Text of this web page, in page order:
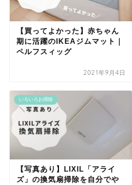
【買ってよかった】赤ちゃん
期に活躍のIKEAジムマット｜
ペルフスィッグ
2021年9月4日
いろいろお掃除
【写真あり】LIXIL「アライ
ズ」の換気扇掃除を自分でや